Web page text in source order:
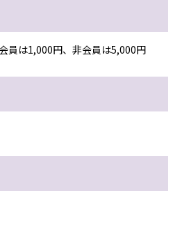
員は1,000円、非会員は5,000円